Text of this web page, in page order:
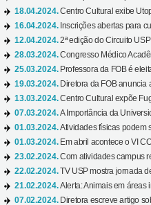
18.04.2024.Centro Cultural exibe
16.04.2024. Inscrições abertas para
12.04.2024.2ª edição do Circuito
28.03.2024.Congresso Médico
25.03.2024. Professora da FOB é
19.03.2024. Diretora da FOB anuncia
13.03.2024.Centro Cultural expõe
07.03.2024.A Importância da
01.03.2024.Atividades físicas podem
01.03.2024. Em abril acontece o VI
23.02.2024.Com atividades campus
22.02.2024.TV USP mostra jornada
21.02.2024.Alerta: Animais em áreas
07.02.2024. Diretora escreve artigo